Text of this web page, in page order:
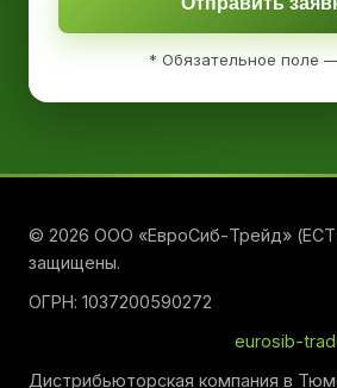
* Обязательное поле
© 2026 ООО «ЕвроСиб-Трейд»
защищены.
ОГРН: 1037200590272
eurosib-
Дистрибьюторская компания в